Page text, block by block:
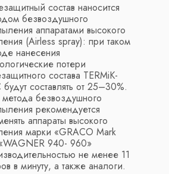
состав наносится
безвоздушного
аппаратами высокого
(Airless spray): при таком
нанесения
потери
состава TERMiK-
будут составлять от 25–30%.
безвоздушного
рекомендуется
аппараты высокого
марки «GRACO Mark
940- 960»
не менее 11
в минуту, а также аналоги.
консультацию
в течении 1 часа.